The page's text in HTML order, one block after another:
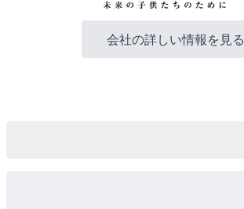
会社の詳しい情報を見る